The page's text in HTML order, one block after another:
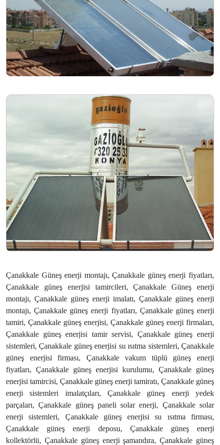
Çanakkale Güneş enerji montajı, Çanakkale güneş enerji fiyatları,
Çanakkale güneş enerjisi tamircileri, Çanakkale Güneş enerji
montajı, Çanakkale güneş enerji imalatı, Çanakkale güneş enerji
montajı, Çanakkale güneş enerji fiyatları, Çanakkale güneş enerji
tamiri, Çanakkale güneş enerjisi, Çanakkale güneş enerji firmaları,
Çanakkale güneş enerjisi tamir servisi, Çanakkale güneş enerji
sistemleri, Çanakkale güneş enerjisi su ısıtma sistemleri, Çanakkale
güneş enerjisi firması, Çanakkale vakum tüplü güneş enerji
fiyatları, Çanakkale güneş enerjisi kurulumu, Çanakkale güneş
enerjisi tamircisi, Çanakkale güneş enerji tamiratı, Çanakkale güneş
enerji sistemleri imalatçıları, Çanakkale güneş enerji yedek
parçaları, Çanakkale güneş paneli solar enerji, Çanakkale solar
enerji sistemleri, Çanakkale güneş enerjisi su ısıtma firması,
Çanakkale güneş enerji deposu, Çanakkale güneş enerji
kollektörlü, Çanakkale güneş enerji şamandıra, Çanakkale güneş